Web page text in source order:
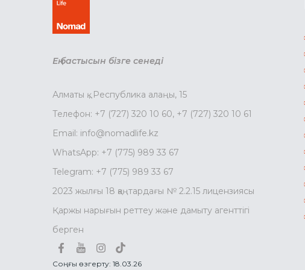
Ең бастысын бізге сенеді
Алматы қ., Республика алаңы, 15
Телефон: +7 (727) 320 10 60, +7 (727) 320 10 61
Email: info@nomadlife.kz
WhatsApp: +7 (775) 989 33 67
Telegram: +7 (775) 989 33 67
2023 жылғы 18 қаңтардағы № 2.2.15 лицензиясы
Қаржы нарығын реттеу және дамыту агенттігі
берген
Соңғы өзгерту: 18.03.26